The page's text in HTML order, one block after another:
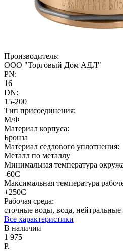
Производитель:
ООО "Торговый Дом АДЛ"
PN:
16
DN:
15-200
Тип присоединения:
М/Ф
Материал корпуса:
Бронза
Материал седлового уплотнения:
Металл по металлу
Минимальная температура
-60С
Максимальная температура
+250С
Рабочая среда:
сточные воды, вода,
Все характеристики
В наличии
1 975
Р.